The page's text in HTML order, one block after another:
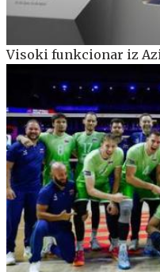
Visoki funkcionar iz